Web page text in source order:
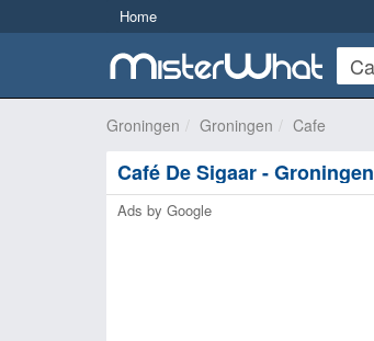
Home
Groningen Groningen Cafe
Café De Sigaar - Groningen
Ads by Google